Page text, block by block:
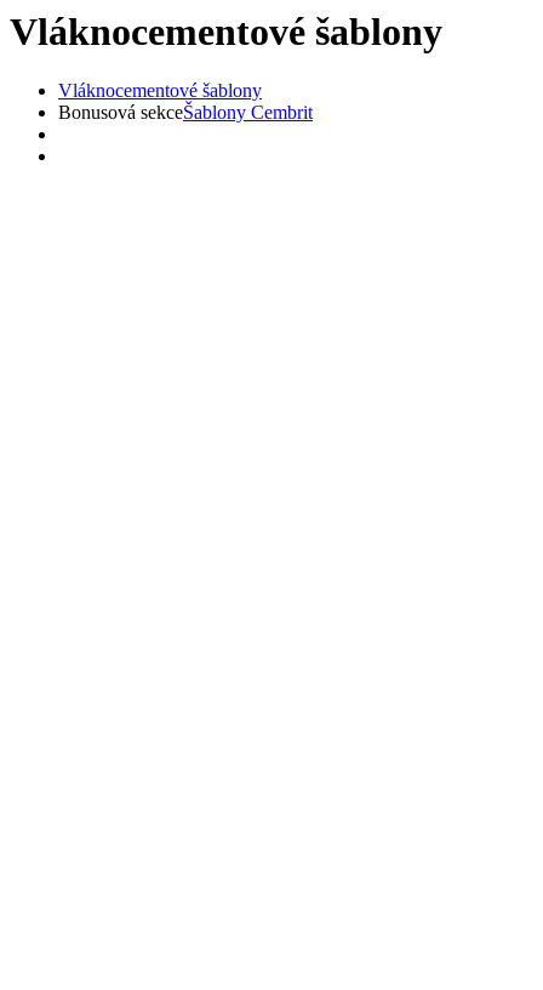
Vláknocementové šablony
Vláknocementové šablony
Bonusová sekceŠablony Cembrit